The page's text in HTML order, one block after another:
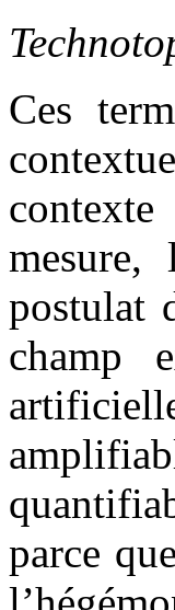
Ces
postulat
champ
parce